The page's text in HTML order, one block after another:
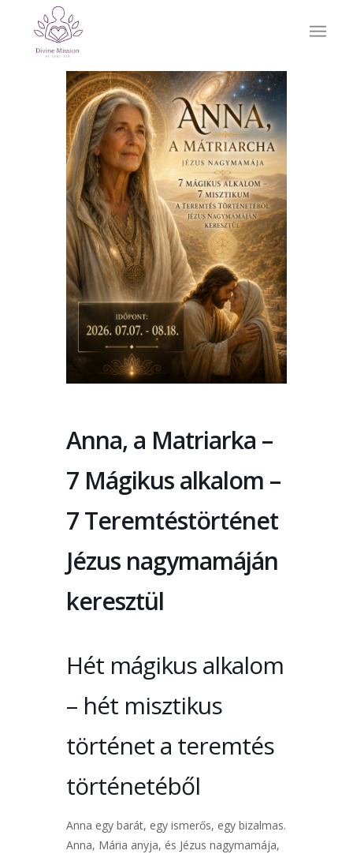
Anna, a Matriarka –
7 Mágikus alkalom –
7 Teremtéstörténet
Jézus nagymamáján
keresztül
Hét mágikus alkalom
– hét misztikus
történet a teremtés
történetéből
Anna egy barát, egy ismerős, egy bizalmas.
Anna, Mária anyja, és Jézus nagymamája,